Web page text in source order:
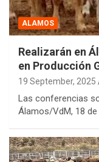
ALAMOS
Realizarán en
en Producción
19 September, 2025
Las conferencias
Álamos/VdM, 18